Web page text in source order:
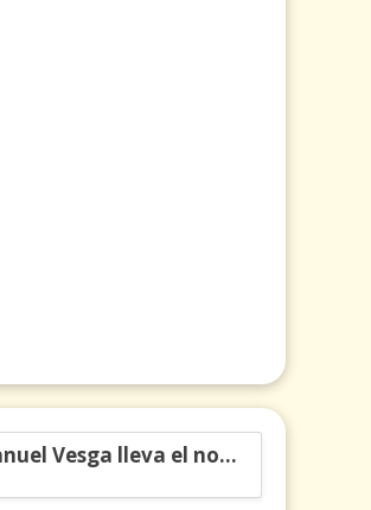
Carlos Manuel Vesga lleva el nombre de Colombia a los Emmy